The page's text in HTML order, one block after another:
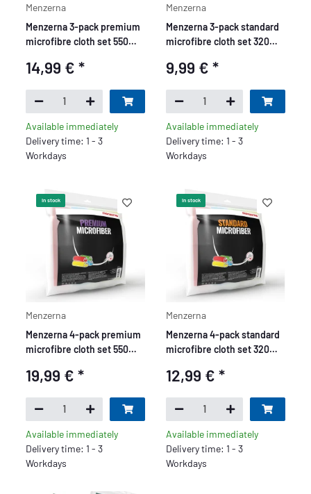
Menzerna
Menzerna 3-pack premium
microfibre cloth set 550
14,99 €*
Available immediately
Delivery time: 1 - 3
Workdays
Menzerna
Menzerna 3-pack standard
microfibre cloth set 320
9,99 € *
Available immediately
Delivery time: 1 - 3
Workdays
In stock
Menzerna
Menzerna 4-pack premium
microfibre cloth set 550
blue
19,99 €*
Available immediately
Delivery time: 1 - 3
Workdays
In stock
Menzerna
Menzerna 4-pack standard
microfibre cloth set 320
blue
12,99 € *
Available immediately
Delivery time: 1 - 3
Workdays